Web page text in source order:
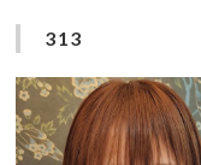
313